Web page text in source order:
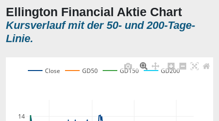
Ellington Financial Aktie Chart
Kursverlauf mit der 50- und 200-Tage-
Linie.
14
Close GD50 GD150 GD200